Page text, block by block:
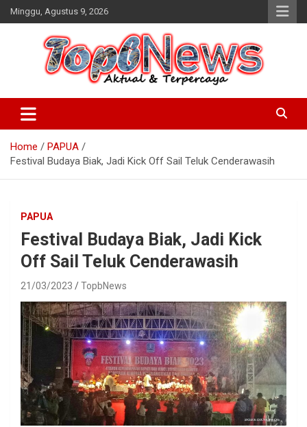
Skip
to
Minggu, Agustus 9, 2026
Home
PAPUA
Festival Budaya Biak, Jadi Kick Off Sail Teluk Cenderawasih
PAPUA
Festival Budaya Biak, Jadi Kick
Off Sail Teluk Cenderawasih
21/03/2023 TopbNews